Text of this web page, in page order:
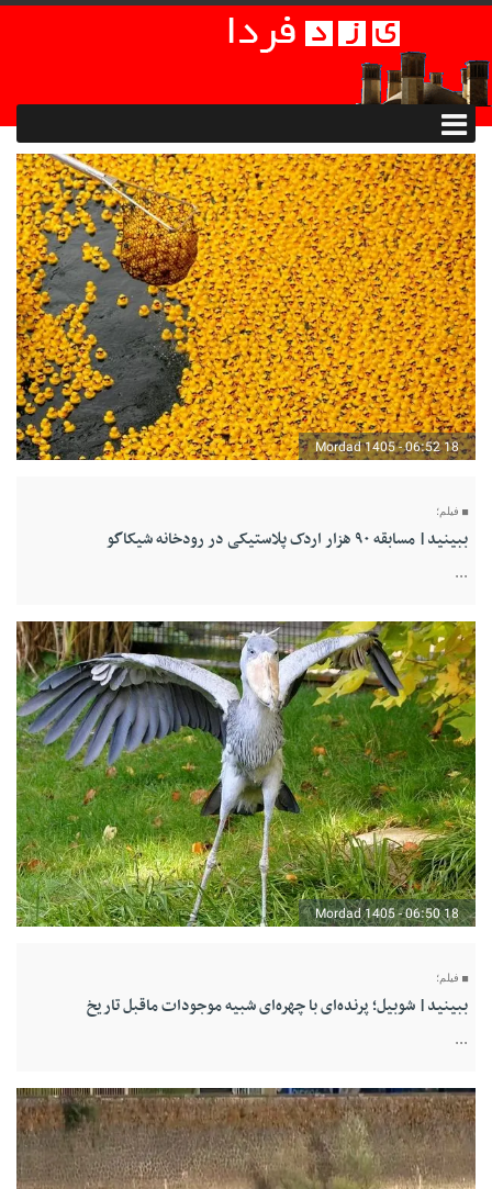
18 Mordad 1405 - 06:52
فیلم؛
ببینید| مسابقه ۹۰ هزار اردک پلاستیکی در رودخانه شیکاگو
...
18 Mordad 1405 - 06:50
فیلم؛
ببینید| شوبیل؛ پرنده‌ای با چهره‌ای شبیه موجودات ماقبل تاریخ
...